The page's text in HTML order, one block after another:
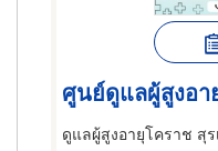
ดูแลผู้สูงอายุโคราช สุ